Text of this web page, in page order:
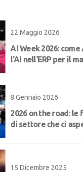
22 Maggio 2026
AI Week 2026:
l'AI nell'ERP per il
8 Gennaio 2026
2026 on the road:
di settore che ci
15 Dicembre 2025